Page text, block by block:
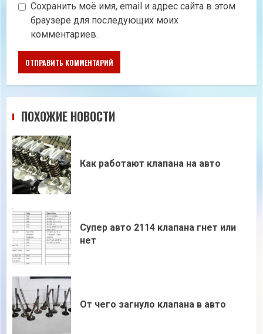
Сохранить моё имя, email и адрес сайта в этом
браузере для последующих моих
комментариев.
ПОХОЖИЕ НОВОСТИ
Как работают клапана на авто
Супер авто 2114 клапана гнет или
нет
От чего загнуло клапана в авто